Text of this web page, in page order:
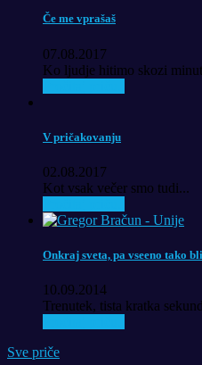
Če me vprašaš
07.08.2017
Ko ljudje hitimo skozi
V pričakovanju
02.08.2017
Kot vsak večer smo tudi...
Onkraj sveta, pa vseeno tako
10.09.2014
Trenutek, tista kratka
Sve priče